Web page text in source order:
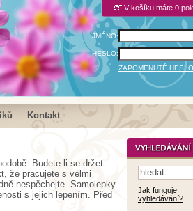
V košíku máte 0
JMÉNO:
HESLO:
ZAPOMENUTÉ HESLO
Kontakt
Budete-li se držet
že pracujete s velmi
nespěchejte. Samolepky
s jejich lepením. Před
Jak funguje
vyhledávání?